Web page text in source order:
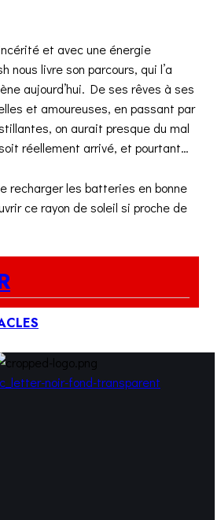
et avec une énergie
nous livre son parcours, qui l’a
aujourd’hui. De ses rêves à ses
et amoureuses, en passant par
on aurait presque du mal
réellement arrivé, et pourtant…
recharger les batteries en bonne
ce rayon de soleil si proche de